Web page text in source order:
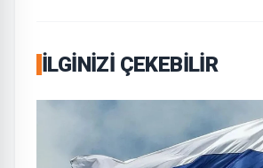
İLGINIZI ÇEKEBILIR